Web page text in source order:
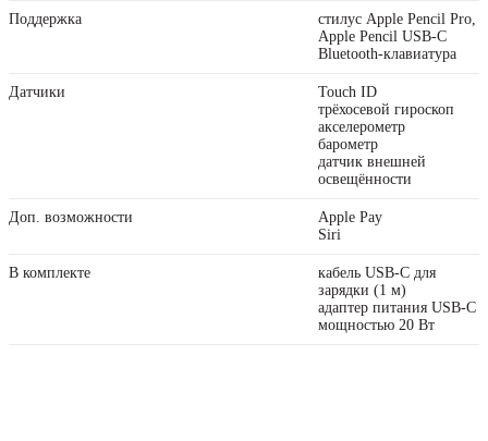
Поддержка
стилус Apple Pencil Pro,
Apple Pencil USB-C
Bluetooth-клавиатура
Датчики
Touch ID
трёхосевой гироскоп
акселерометр
барометр
датчик внешней
освещённости
Доп. возможности
Apple Pay
Siri
В комплекте
кабель USB‑C для
зарядки (1 м)
адаптер питания USB‑C
мощностью 20 Вт